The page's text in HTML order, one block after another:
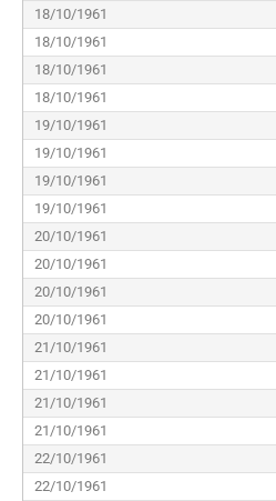
18/10/1961
18/10/1961
18/10/1961
18/10/1961
19/10/1961
19/10/1961
19/10/1961
19/10/1961
20/10/1961
20/10/1961
20/10/1961
20/10/1961
21/10/1961
21/10/1961
21/10/1961
21/10/1961
22/10/1961
22/10/1961